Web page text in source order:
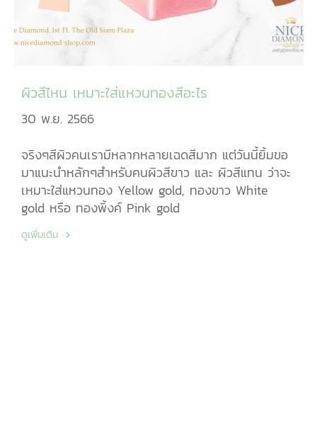
ผิวสีไหน เหมาะใส่แหวนทองสีอะไร
30 พ.ย. 2566
จริงๆสีผิวคนเรามีหลากหลายเฉดสีมาก แต่วันนี้ยิ้มขอ
มาแนะนำหลักๆสำหรับคนผิวสีขาว และ ผิวสีแทน ว่าจะ
เหมาะใส่แหวนทอง Yellow gold, ทองขาว White
gold หรือ ทองพิ้งค์ Pink gold
ดูเพิ่มเติม